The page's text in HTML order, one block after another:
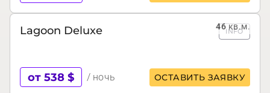
46кв.м.
Lagoon Deluxe INFO
от 538 $ / ночь ОСТАВИТЬ ЗАЯВКУ